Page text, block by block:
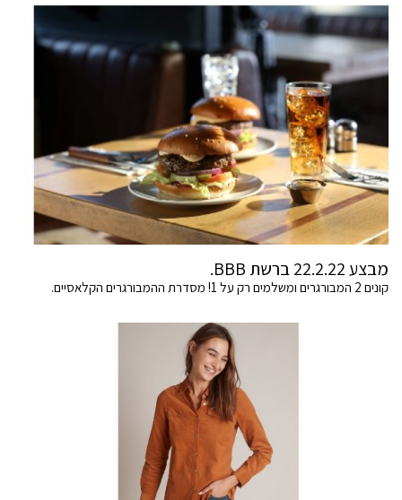
מבצע 22.2.22 ברשת BBB.
קונים 2 המבורגרים ומשלמים רק על 1! מסדרת ההמבורגרים הקלאסיים.